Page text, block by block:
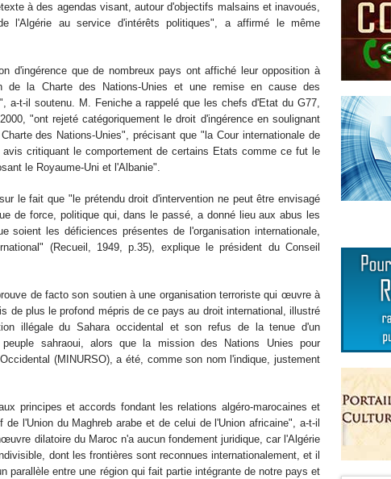
à des agendas visant, autour d'objectifs malsains et inavoués,
l'Algérie au service d'intérêts politiques", a affirmé le même
d'ingérence que de nombreux pays ont affiché leur opposition à
de la Charte des Nations-Unies et une remise en cause des
a-t-il soutenu. M. Feniche a rappelé que les chefs d'Etat du G77,
"ont rejeté catégoriquement le droit d'ingérence en soulignant
des Nations-Unies", précisant que "la Cour internationale de
critiquant le comportement de certains Etats comme ce fut le
le Royaume-Uni et l'Albanie".
le fait que "le prétendu droit d'intervention ne peut être envisagé
de force, politique qui, dans le passé, a donné lieu aux abus les
soient les déficiences présentes de l'organisation internationale,
(Recueil, 1949, p.35), explique le président du Conseil
de facto son soutien à une organisation terroriste qui œuvre à
de plus le profond mépris de ce pays au droit international, illustré
illégale du Sahara occidental et son refus de la tenue d'un
peuple sahraoui, alors que la mission des Nations Unies pour
(MINURSO), a été, comme son nom l'indique, justement
principes et accords fondant les relations algéro-marocaines et
l'Union du Maghreb arabe et de celui de l'Union africaine", a-t-il
dilatoire du Maroc n'a aucun fondement juridique, car l'Algérie
dont les frontières sont reconnues internationalement, et il
parallèle entre une région qui fait partie intégrante de notre pays et